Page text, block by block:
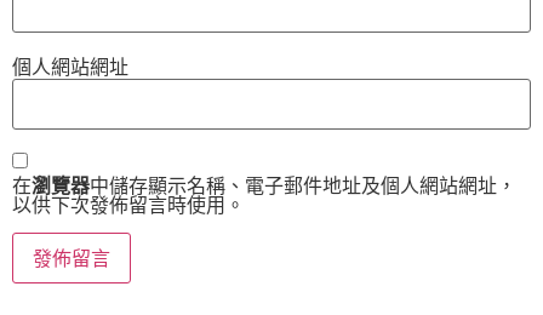
個人網站網址
在瀏覽器中儲存顯示名稱、電子郵件地址及個人網站網址，
以供下次發佈留言時使用。